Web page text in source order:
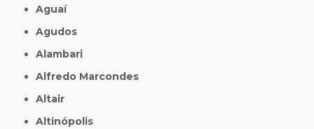
Aguaí
Agudos
Alambari
Alfredo Marcondes
Altair
Altinópolis